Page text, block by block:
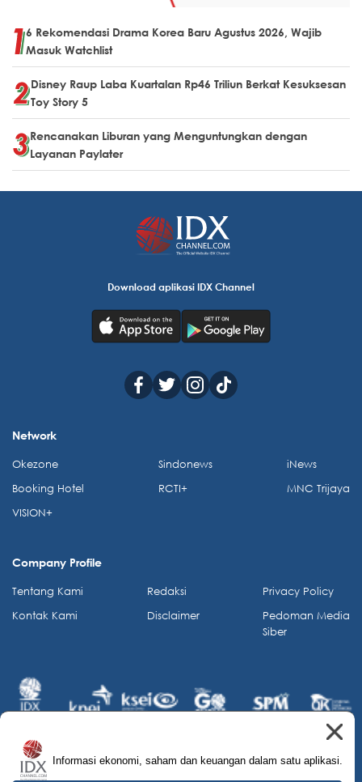
6 Rekomendasi Drama Korea Baru Agustus 2026, Wajib
Masuk Watchlist
Disney Raup Laba Kuartalan Rp46 Triliun Berkat Kesuksesan
Toy Story 5
Rencanakan Liburan yang Menguntungkan dengan
Layanan Paylater
Informasi ekonomi, saham dan keuangan dalam satu aplikasi.
Download aplikasi IDX Channel
Network
Okezone
Booking Hotel
VISION+
Sindonews
RCTI+
iNews
MNC Trijaya
Company Profile
Tentang Kami
Kontak Kami
Redaksi
Disclaimer
Privacy Policy
Pedoman Media
Siber
© 2026 IDX Channel. All Rights Reserved.